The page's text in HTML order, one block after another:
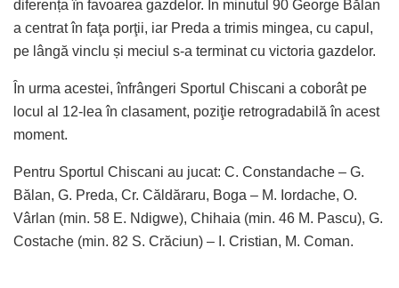
diferența în favoarea gazdelor. În minutul 90 George Bălan
a centrat în faţa porţii, iar Preda a trimis mingea, cu capul,
pe lângă vinclu și meciul s-a terminat cu victoria gazdelor.
În urma acestei, înfrângeri Sportul Chiscani a coborât pe
locul al 12-lea în clasament, poziţie retrogradabilă în acest
moment.
Pentru Sportul Chiscani au jucat: C. Constandache – G.
Bălan, G. Preda, Cr. Căldăraru, Boga – M. Iordache, O.
Vârlan (min. 58 E. Ndigwe), Chihaia (min. 46 M. Pascu), G.
Costache (min. 82 S. Crăciun) – I. Cristian, M. Coman.